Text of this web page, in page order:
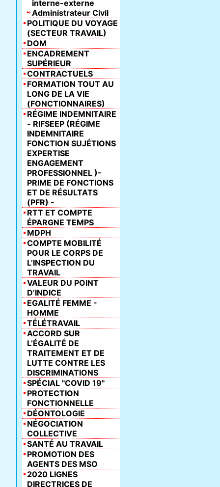
interne-externe
Administrateur Civil
POLITIQUE DU VOYAGE
(SECTEUR TRAVAIL)
DOM
ENCADREMENT
SUPÉRIEUR
CONTRACTUELS
FORMATION TOUT AU
LONG DE LA VIE
(FONCTIONNAIRES)
RÉGIME INDEMNITAIRE
- RIFSEEP (RÉGIME
INDEMNITAIRE
FONCTION SUJÉTIONS
EXPERTISE
ENGAGEMENT
PROFESSIONNEL )-
PRIME DE FONCTIONS
ET DE RÉSULTATS
(PFR) -
RTT ET COMPTE
ÉPARGNE TEMPS
MDPH
COMPTE MOBILITÉ
POUR LE CORPS DE
L’INSPECTION DU
TRAVAIL
VALEUR DU POINT
D’INDICE
EGALITÉ FEMME -
HOMME
TÉLÉTRAVAIL
ACCORD SUR
L’ÉGALITÉ DE
TRAITEMENT ET DE
LUTTE CONTRE LES
DISCRIMINATIONS
SPÉCIAL "COVID 19"
PROTECTION
FONCTIONNELLE
DÉONTOLOGIE
NÉGOCIATION
COLLECTIVE
SANTÉ AU TRAVAIL
PROMOTION DES
AGENTS DES MSO
2020 LIGNES
DIRECTRICES DE